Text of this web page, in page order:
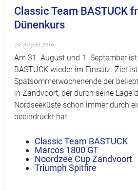
Classic Team BASTUCK
Dünenkurs
29. August 2019
Am 31. August und 1. September
BASTUCK wieder im Einsatz. Ziel
Spätsommerwochenende der
in Zandvoort, der durch seine Lage
Nordseeküste schon immer durch
beeindruckt hat.
Classic Team BASTUCK
Marcos 1800 GT
Noordzee Cup Zandvoort
Triumph Spitfire